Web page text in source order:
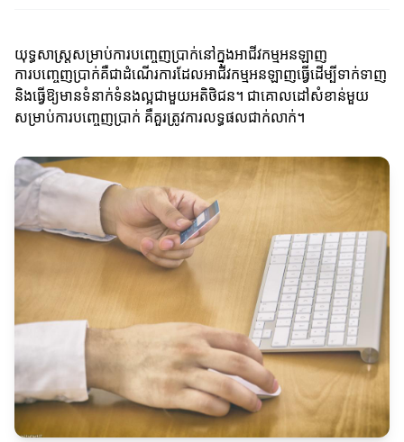
យុទ្ធសាស្ត្រសម្រាប់ការបញ្ចេញប្រាក់នៅក្នុងអាជីវកម្មអនឡាញ
ការបញ្ចេញប្រាក់គឺជាដំណើរការដែលអាជីវកម្មអនឡាញធ្វើដើម្បីទាក់ទាញ
និងធ្វើឱ្យមានទំនាក់ទំនងល្អជាមួយអតិថិជន។ ជាគោលដៅសំខាន់មួយ
សម្រាប់ការបញ្ចេញប្រាក់ គឺគួរត្រូវការលទ្ធផលជាក់លាក់។